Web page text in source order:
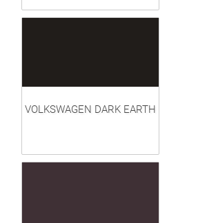
VOLKSWAGEN DARK EARTH